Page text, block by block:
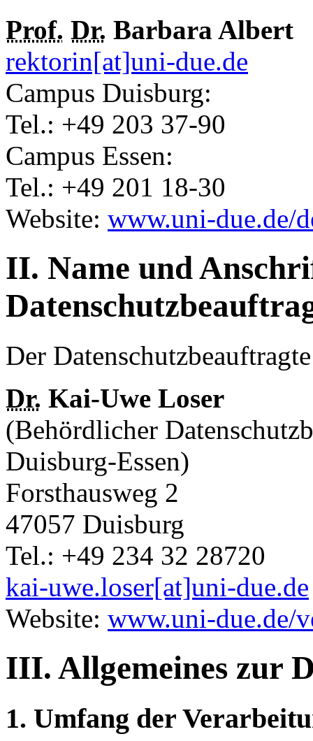
Prof. Dr. Barbara Albert
rektorin[at]uni-due.de
Campus Duisburg:
Tel.: +49 203 37-90
Campus Essen:
Tel.: +49 201 18-30
Website: www.uni-due.de/
II. Name und
Der
Dr. Kai-Uwe Loser
(Behördlicher
Duisburg-Essen)
Forsthausweg 2
47057 Duisburg
Tel.: +49 234 32 28720
kai-uwe.loser[at]uni-due.de
Website: www.uni-due.de/
III. Allgemeines zur
1. Umfang der